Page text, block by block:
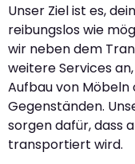
Unser Ziel ist es,
reibungslos wie
wir neben dem
weitere Services
Aufbau von Möbeln
Gegenständen.
sorgen dafür, dass
transportiert wird.